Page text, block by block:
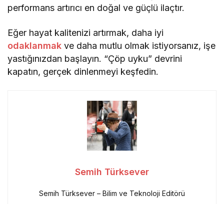
performans artırıcı en doğal ve güçlü ilaçtır.
Eğer hayat kalitenizi artırmak, daha iyi
odaklanmak ve daha mutlu olmak istiyorsanız, işe
yastığınızdan başlayın. “Çöp uyku” devrini
kapatın, gerçek dinlenmeyi keşfedin.
Semih Türksever
Semih Türksever – Bilim ve Teknoloji Editörü